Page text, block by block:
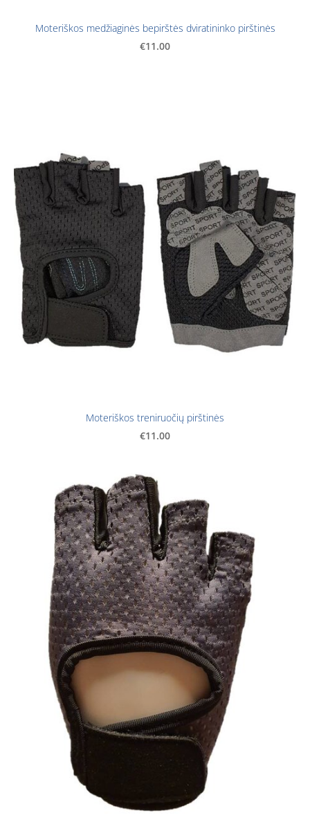
Moteriškos medžiaginės bepirštės dviratininko pirštinės
€11.00
Moteriškos treniruočių pirštinės
€11.00